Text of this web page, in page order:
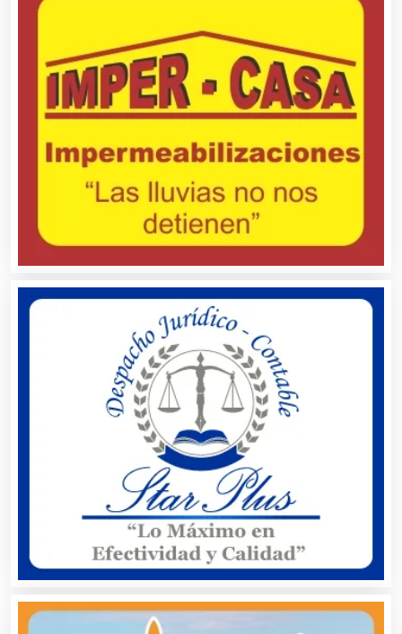
Artes Gráficas
Artesanías
Artículos de Oficina
Artículos Deportivos
Artículos Importados
Artículos para el Hogar
Artículos para Regalos
Artículos Personales